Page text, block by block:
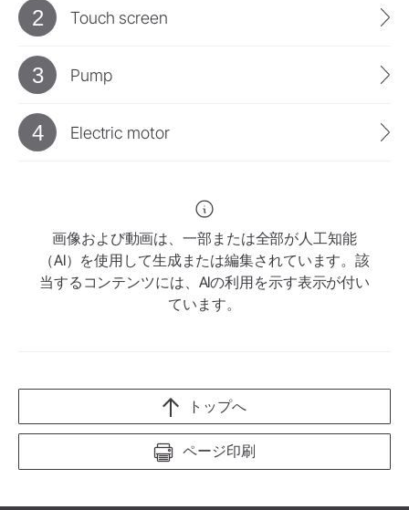
2 Touch screen
3 Pump
4 Electric motor
画像および動画は、一部または全部が人工知能
（AI）を使用して生成または編集されています。該
当するコンテンツには、AIの利用を示す表示が付い
ています。
ページ印刷
トップへ